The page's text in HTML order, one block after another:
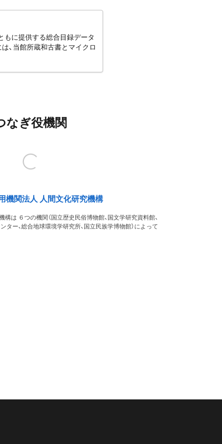
もに提供する総合目録データ
、当館所蔵和古書とマイクロ
なぎ役機関
機関法人 人間文化研究機構
は ６つの機関（国立歴史民俗博物館、国文学研究資料館、
ター、総合地球環境学研究所、国立民族学博物館）によって